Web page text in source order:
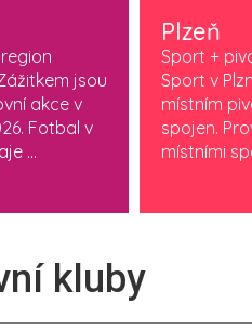
jsou
akce v
Fotbal v
...
Plzeň
Sport +
Sport v
místním
spojen.
místními
kluby